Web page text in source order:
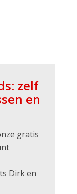
zelf
en
gratis
Dirk en